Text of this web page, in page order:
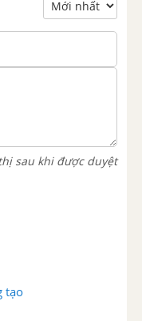
sau khi được duyệt
tạo